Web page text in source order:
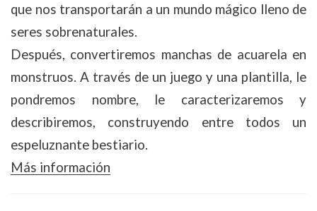
que nos transportarán a un mundo mágico lleno de
seres sobrenaturales.
Después, convertiremos manchas de acuarela en
monstruos. A través de un juego y una plantilla, le
pondremos nombre, le caracterizaremos y
describiremos, construyendo entre todos un
espeluznante bestiario.
Más información